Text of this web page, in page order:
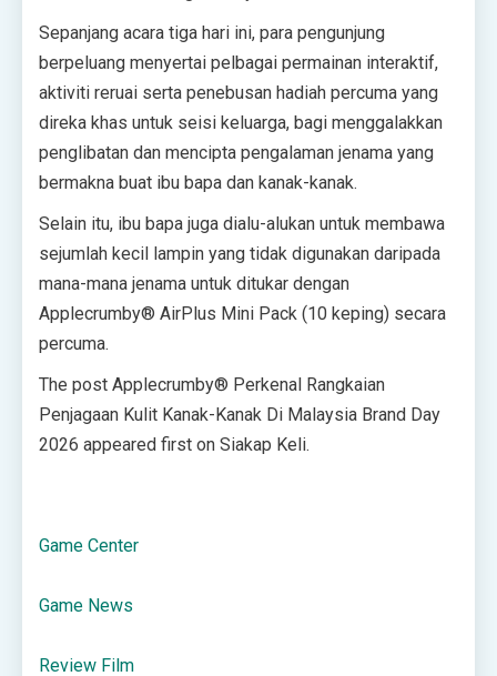
Sepanjang acara tiga hari ini, para pengunjung
berpeluang menyertai pelbagai permainan interaktif,
aktiviti reruai serta penebusan hadiah percuma yang
direka khas untuk seisi keluarga, bagi menggalakkan
penglibatan dan mencipta pengalaman jenama yang
bermakna buat ibu bapa dan kanak-kanak.
Selain itu, ibu bapa juga dialu-alukan untuk membawa
sejumlah kecil lampin yang tidak digunakan daripada
mana-mana jenama untuk ditukar dengan
Applecrumby® AirPlus Mini Pack (10 keping) secara
percuma.
The post Applecrumby® Perkenal Rangkaian
Penjagaan Kulit Kanak-Kanak Di Malaysia Brand Day
2026 appeared first on Siakap Keli.
Game Center
Game News
Review Film